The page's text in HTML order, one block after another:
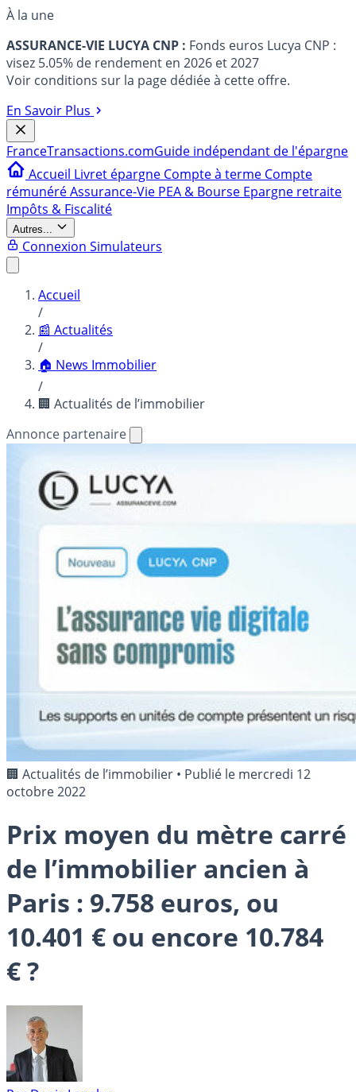
À la une
ASSURANCE-VIE LUCYA CNP : Fonds euros Lucya CNP :
visez 5.05% de rendement en 2026 et 2027
Voir conditions sur la page dédiée à cette offre.
En Savoir Plus
FranceTransactions.comGuide indépendant de l'épargne
Accueil Livret épargne Compte à terme Compte
rémunéréAssurance-Vie PEA & Bourse Epargne retraite
Impôts & Fiscalité
Autres...
Connexion Simulateurs
Accueil
/
📰 Actualités
/
🏠 News Immobilier
/
🏢 Actualités de l’immobilier
Annonce partenaire
🏢 Actualités de l’immobilier • Publié le mercredi 12
octobre 2022
Prix moyen du mètre carré
de l’immobilier ancien à
Paris : 9.758 euros, ou
10.401 € ou encore 10.784
€ ?